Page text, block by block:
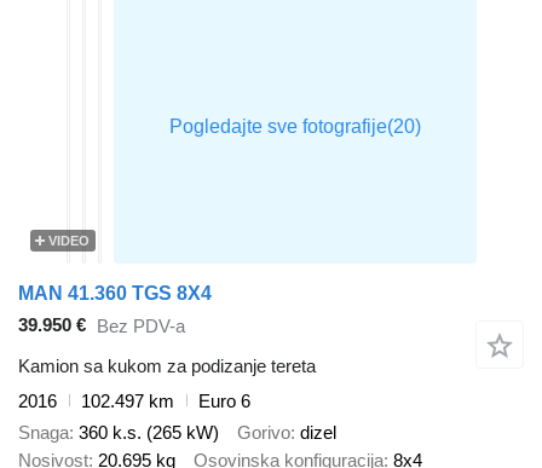
VIDEO
MAN 41.360 TGS 8X4
39.950 € Bez PDV-a
Kamion sa kukom za podizanje tereta
2016
102.497 km
Euro 6
Snaga 360 k.s. (265 kW) Gorivo dizel
Nosivost 20.695 kg Osovinska konfiguracija 8x4